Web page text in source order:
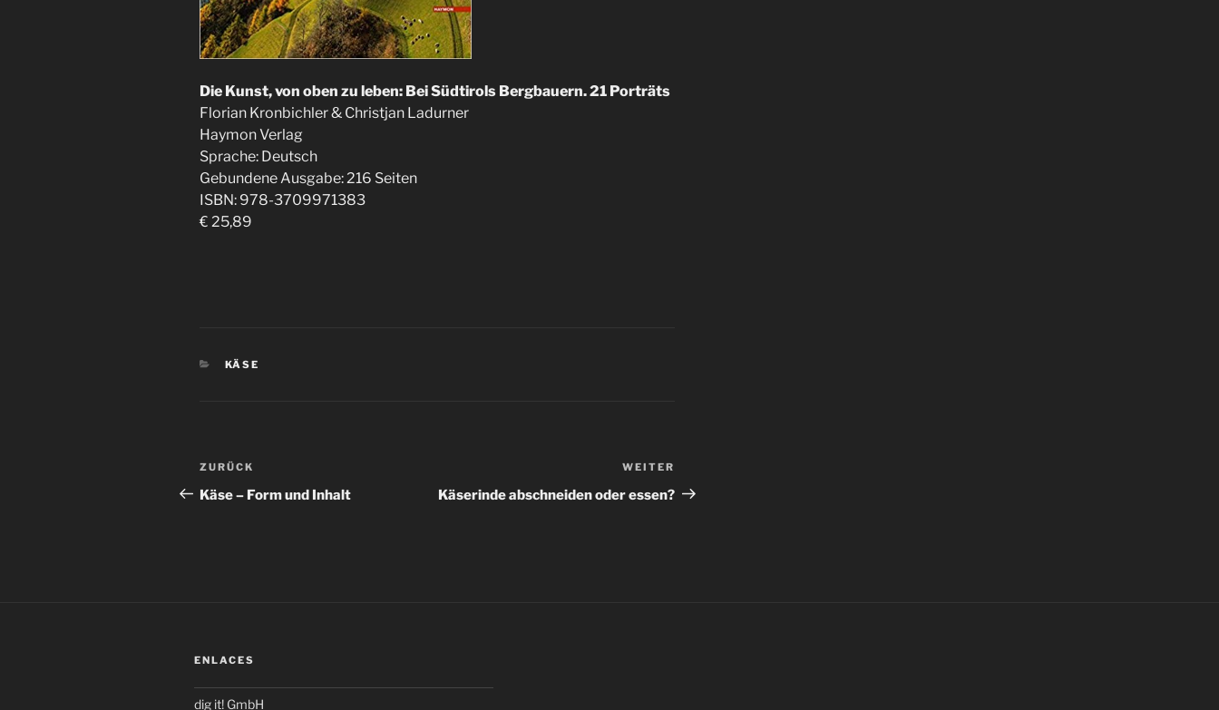
Die Kunst, von oben zu leben: Bei Südtirols Bergbauern. 21 Porträts
Florian Kronbichler & Christjan Ladurner
Haymon Verlag
Sprache: ‎Deutsch
Gebundene Ausgabe: ‎216 Seiten
ISBN: ‎978-3709971383
€ 25,89
KATEGORIEN
KÄSE
Beitragsnavigation
Vorheriger
Beitrag
ZURÜCK
Käse – Form und Inhalt
Beitrag
WEITER
Käserinde abschneiden oder essen?
ENLACES
dig it! GmbH